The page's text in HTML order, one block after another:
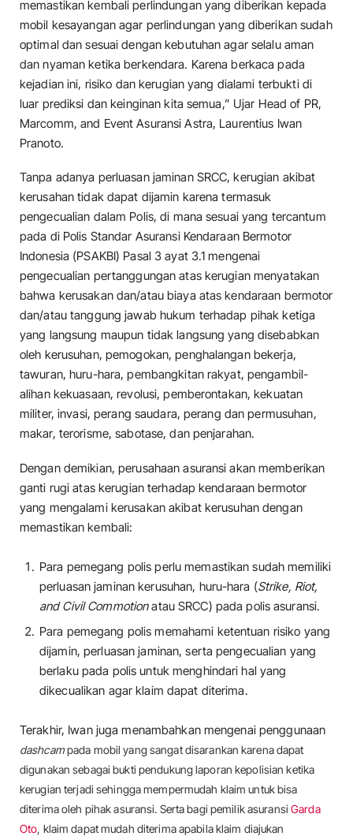
memastikan kembali perlindungan yang diberikan kepada
mobil kesayangan agar perlindungan yang diberikan sudah
optimal dan sesuai dengan kebutuhan agar selalu aman
dan nyaman ketika berkendara. Karena berkaca pada
kejadian ini, risiko dan kerugian yang dialami terbukti di
luar prediksi dan keinginan kita semua,” Ujar Head of PR,
Marcomm, and Event Asuransi Astra, Laurentius Iwan
Pranoto.
Tanpa adanya perluasan jaminan SRCC, kerugian akibat
kerusahan tidak dapat dijamin karena termasuk
pengecualian dalam Polis, di mana sesuai yang tercantum
pada di Polis Standar Asuransi Kendaraan Bermotor
Indonesia (PSAKBI) Pasal 3 ayat 3.1 mengenai
pengecualian pertanggungan atas kerugian menyatakan
bahwa kerusakan dan/atau biaya atas kendaraan bermotor
dan/atau tanggung jawab hukum terhadap pihak ketiga
yang langsung maupun tidak langsung yang disebabkan
oleh kerusuhan, pemogokan, penghalangan bekerja,
tawuran, huru-hara, pembangkitan rakyat, pengambil-
alihan kekuasaan, revolusi, pemberontakan, kekuatan
militer, invasi, perang saudara, perang dan permusuhan,
makar, terorisme, sabotase, dan penjarahan.
Dengan demikian, perusahaan asuransi akan memberikan
ganti rugi atas kerugian terhadap kendaraan bermotor
yang mengalami kerusakan akibat kerusuhan dengan
memastikan kembali:
Para pemegang polis perlu memastikan sudah memiliki
perluasan jaminan kerusuhan, huru-hara (Strike, Riot,
and Civil Commotionatau SRCC) pada polis asuransi.
Para pemegang polis memahami ketentuan risiko yang
dijamin, perluasan jaminan, serta pengecualian yang
berlaku pada polis untuk menghindari hal yang
dikecualikan agar klaim dapat diterima.
Terakhir, Iwan juga menambahkan mengenai penggunaan
dashcampada mobil yang sangat disarankan karena dapat
digunakan sebagai bukti pendukung laporan kepolisian ketika
kerugian terjadi sehingga mempermudah klaim untuk bisa
diterima oleh pihak asuransi. Serta bagi pemilik asuransi Garda
Oto, klaim dapat mudah diterima apabila klaim diajukan